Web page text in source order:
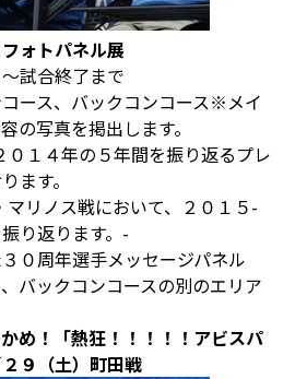
ォトパネル展
試合終了まで
ース、バックコンコース※メイ
の写真を掲出します。
１４年の５年間を振り返るプレ
ます。
リノス戦において、２０１５-
り返ります。-
０周年選手メッセージパネル
バックコンコースの別のエリア
め！「熱狂！！！！！アビスパ
９（土）町田戦